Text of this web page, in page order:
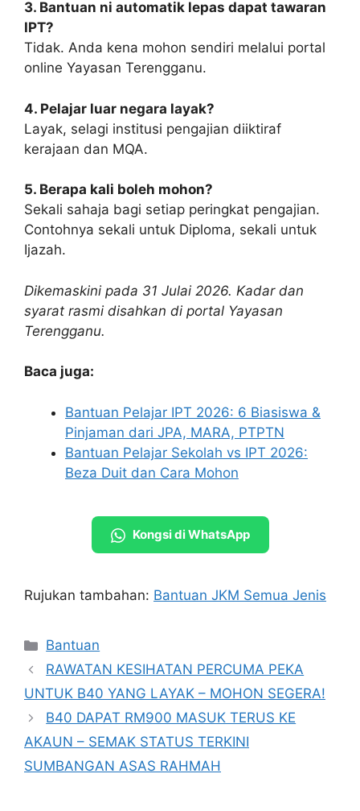
3. Bantuan ni automatik lepas dapat tawaran
IPT?
Tidak. Anda kena mohon sendiri melalui portal
online Yayasan Terengganu.
4. Pelajar luar negara layak?
Layak, selagi institusi pengajian diiktiraf
kerajaan dan MQA.
5. Berapa kali boleh mohon?
Sekali sahaja bagi setiap peringkat pengajian.
Contohnya sekali untuk Diploma, sekali untuk
Ijazah.
Dikemaskini pada 31 Julai 2026. Kadar dan
syarat rasmi disahkan di portal Yayasan
Terengganu.
Baca juga:
Bantuan Pelajar IPT 2026: 6 Biasiswa &
Pinjaman dari JPA, MARA, PTPTN
Bantuan Pelajar Sekolah vs IPT 2026:
Beza Duit dan Cara Mohon
Kongsi di WhatsApp
Rujukan tambahan: Bantuan JKM Semua Jenis
Categories
Bantuan
RAWATAN KESIHATAN PERCUMA PEKA
UNTUK B40 YANG LAYAK – MOHON SEGERA!
B40 DAPAT RM900 MASUK TERUS KE
AKAUN – SEMAK STATUS TERKINI
SUMBANGAN ASAS RAHMAH